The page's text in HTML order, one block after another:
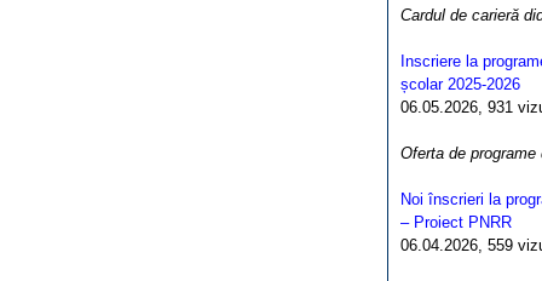
Cardul de carieră
Inscriere la
școlar 2025-2026
06.05.2026, 931
Oferta de programe
Noi înscrieri la
– Proiect PNRR
06.04.2026, 559